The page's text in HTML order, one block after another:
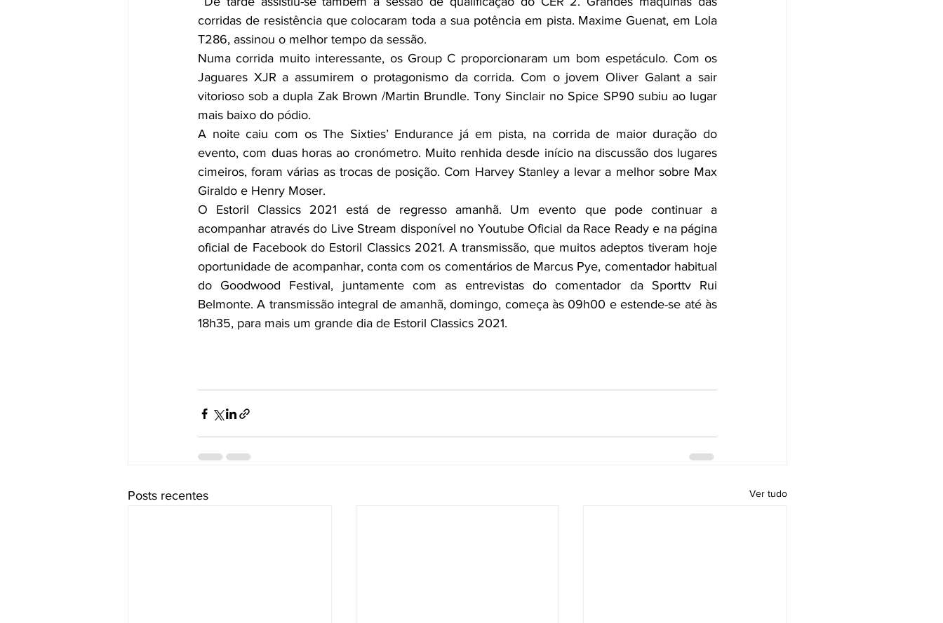
corridas de resistência que colocaram toda a sua potência em pista. Maxime Guenat, em Lola
T286, assinou o melhor tempo da sessão.
Numa corrida muito interessante, os Group C proporcionaram um bom espetáculo. Com os
Jaguares XJR a assumirem o protagonismo da corrida. Com o jovem Oliver Galant a sair
vitorioso sob a dupla Zak Brown /Martin Brundle. Tony Sinclair no Spice SP90 subiu ao lugar
mais baixo do pódio.
A noite caiu com os The Sixties’ Endurance já em pista, na corrida de maior duração do
evento, com duas horas ao cronómetro. Muito renhida desde início na discussão dos lugares
cimeiros, foram várias as trocas de posição. Com Harvey Stanley a levar a melhor sobre Max
Giraldo e Henry Moser.
O Estoril Classics 2021 está de regresso amanhã. Um evento que pode continuar a
acompanhar através do Live Stream disponível no Youtube Oficial da Race Ready e na página
oficial de Facebook do Estoril Classics 2021. A transmissão, que muitos adeptos tiveram hoje
oportunidade de acompanhar, conta com os comentários de Marcus Pye, comentador habitual
do Goodwood Festival, juntamente com as entrevistas do comentador da Sporttv Rui
Belmonte. A transmissão integral de amanhã, domingo, começa às 09h00 e estende-se até às
18h35, para mais um grande dia de Estoril Classics 2021.
Posts recentes Ver tudo